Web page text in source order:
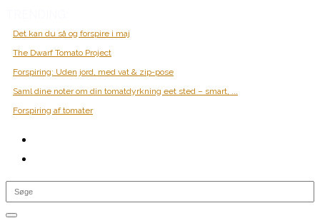
Det kan du så og forspire i maj
The Dwarf Tomato Project
Forspiring: Uden jord, med vat & zip-pose
Saml dine noter om din tomatdyrkning eet sted – smart, ...
Forspiring af tomater